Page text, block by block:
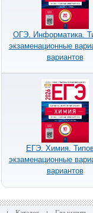
ОГЭ. Информатика.
экзаменационные
вариантов
ЕГЭ. Химия.
экзаменационные
вариантов